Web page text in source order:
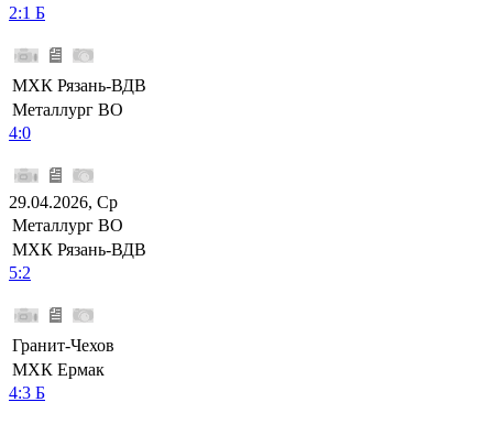
2:1 Б
МХК Рязань-ВДВ
Металлург ВО
4:0
29.04.2026, Ср
Металлург ВО
МХК Рязань-ВДВ
5:2
Гранит-Чехов
МХК Ермак
4:3 Б